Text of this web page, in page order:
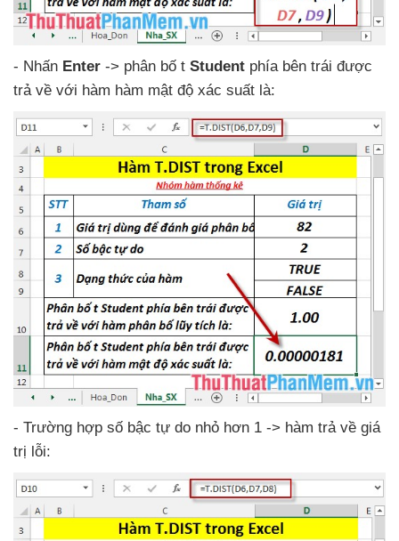
- Nhấn Enter -> phân bố t Student phía bên trái được
trả về với hàm hàm mật độ xác suất là:
- Trường hợp số bậc tự do nhỏ hơn 1 -> hàm trả về giá
trị lỗi: